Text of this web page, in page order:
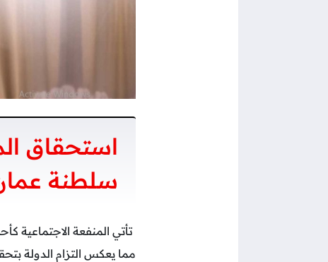
استحقاق
سلطنة
تأتي المنفعة الاجتماعية
مما يعكس التزام الدولة